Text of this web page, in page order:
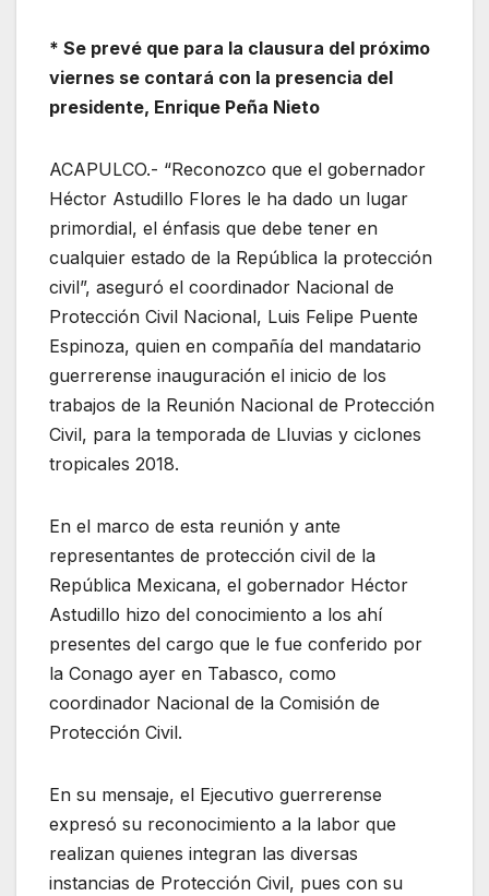
* Se prevé que para la clausura del próximo
viernes se contará con la presencia del
presidente, Enrique Peña Nieto
ACAPULCO.- “Reconozco que el gobernador
Héctor Astudillo Flores le ha dado un lugar
primordial, el énfasis que debe tener en
cualquier estado de la República la protección
civil”, aseguró el coordinador Nacional de
Protección Civil Nacional, Luis Felipe Puente
Espinoza, quien en compañía del mandatario
guerrerense inauguración el inicio de los
trabajos de la Reunión Nacional de Protección
Civil, para la temporada de Lluvias y ciclones
tropicales 2018.
En el marco de esta reunión y ante
representantes de protección civil de la
República Mexicana, el gobernador Héctor
Astudillo hizo del conocimiento a los ahí
presentes del cargo que le fue conferido por
la Conago ayer en Tabasco, como
coordinador Nacional de la Comisión de
Protección Civil.
En su mensaje, el Ejecutivo guerrerense
expresó su reconocimiento a la labor que
realizan quienes integran las diversas
instancias de Protección Civil, pues con su